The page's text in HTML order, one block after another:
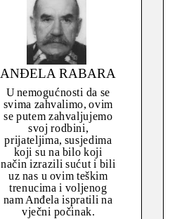
ANĐELA RABARA
U nemogućnosti da se
svima zahvalimo, ovim
se putem zahvaljujemo
svoj rodbini,
prijateljima, susjedima
koji su na bilo koji
način izrazili sućut i bili
uz nas u ovim teškim
trenucima i voljenog
nam Anđela ispratili na
vječni počinak.